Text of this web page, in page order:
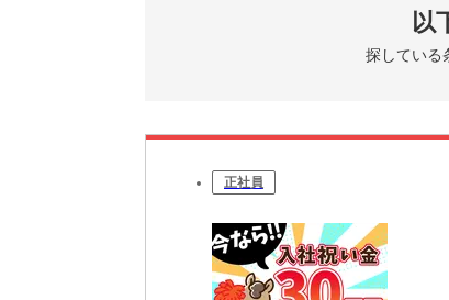
以
探している
正社員